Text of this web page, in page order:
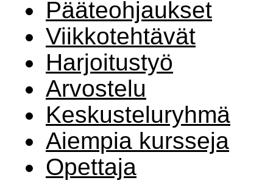
Pääteohjaukset
Viikkotehtävät
Harjoitustyö
Arvostelu
Keskusteluryhmä
Aiempia kursseja
Opettaja